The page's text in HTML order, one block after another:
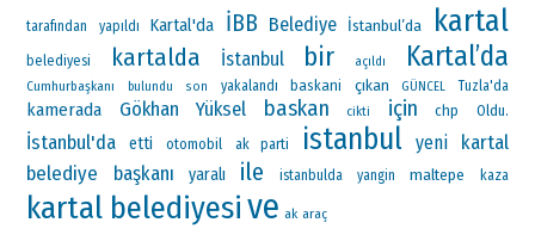
tarafından yapıldı Kartal'da İBB Belediye İstanbul’da kartal
belediyesi kartalda İstanbul bir açıldı Kartal’da
Cumhurbaşkanı bulundu son yakalandı baskani çıkan GÜNCEL Tuzla'da
kamerada Gökhan Yüksel baskan cikti için chp Oldu.
İstanbul'da etti otomobil ak parti istanbul yeni
kartal
belediye başkanı
yaralı ile istanbulda yangin maltepe kaza
kartal belediyesive ak araç